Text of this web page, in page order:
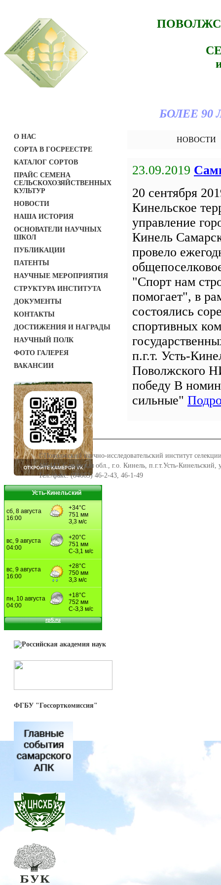
БОЛЕЕ
О НАС
СОРТА В ГОСРЕЕСТРЕ
КАТАЛОГ СОРТОВ
ПРАЙС СЕМЕНА
СЕЛЬСКОХОЗЯЙСТВЕННЫХ
КУЛЬТУР
НОВОСТИ
НАША ИСТОРИЯ
ОСНОВАТЕЛИ НАУЧНЫХ
ШКОЛ
ПУБЛИКАЦИИ
ПАТЕНТЫ
НАУЧНЫЕ МЕРОПРИЯТИЯ
СТРУКТУРА ИНСТИТУТА
ДОКУМЕНТЫ
КОНТАКТЫ
ДОСТИЖЕНИЯ И НАГРАДЫ
НАУЧНЫЙ ПОЛК
ФОТО ГАЛЕРЕЯ
ВАКАНСИИ
Усть-Кинельский
ФГБУ "Госсорткомиссия"
НОВОСТИ
23.09.2019
20 сентября
Кинельское
управление
Кинель
провело
"Спорт нам
помогает", в
состоялись
спортивных
п.г.т. Усть-
Поволжского
победу В
сильные"
©Поволжский научно-исследовательский институт
446442, Самарская обл., г.о. Кинель, п.г.т.Усть-Кинельский,
Тел./факс: (84663) 46-2-43, 46-1-49